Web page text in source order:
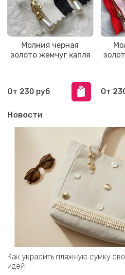
Молния черная
золото жемчуг капля
От 230 руб От
Новости
Как украсить пляжную сумку
идей